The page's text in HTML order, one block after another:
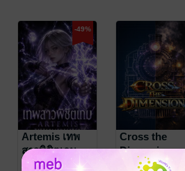
-49%
Artemis เทพ
สาวพิชิตเกม
KittenLightSaber
Cross the
Dimension
มหันตภัยต่าง
KittenLightSaber